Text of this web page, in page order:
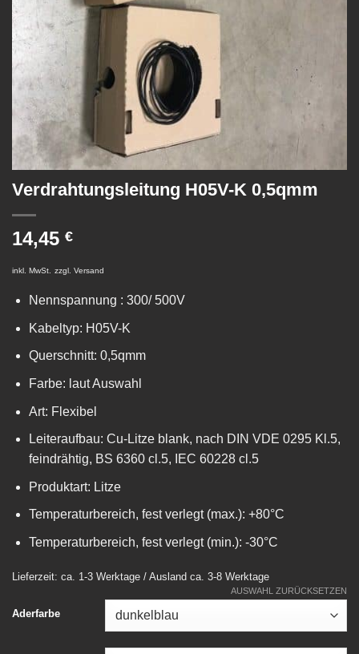
Verdrahtungsleitung H05V-K 0,5qmm
14,45 €
inkl. MwSt. zzgl. Versand
Nennspannung : 300/ 500V
Kabeltyp: H05V-K
Querschnitt: 0,5qmm
Farbe: laut Auswahl
Art: Flexibel
Leiteraufbau: Cu-Litze blank, nach DIN VDE 0295 Kl.5,
feindrähtig, BS 6360 cl.5, IEC 60228 cl.5
Produktart: Litze
Temperaturbereich, fest verlegt (max.): +80°C
Temperaturbereich, fest verlegt (min.): -30°C
Lieferzeit: ca. 1-3 Werktage / Ausland ca. 3-8 Werktage
Aderfarbe
AUSWAHL ZURÜCKSETZEN